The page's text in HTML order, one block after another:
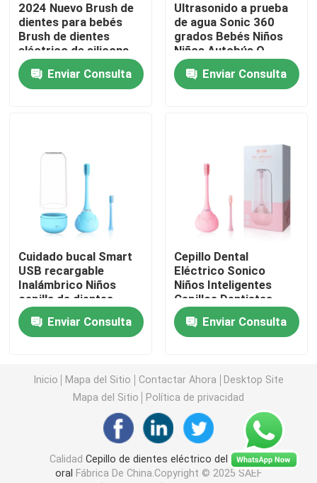
Contacta con nosotros
Solicitar una cita
Cepillo de dientes eléctrico impermeable
cepillo de dientes eléctrico recargable
Cepillo de dientes eléctrico de los niños
Sonic Electric Toothbrush
Cepillo de dientes eléctrico elegante
2024 Nuevo Brush de
dientes para bebés
Brush de dientes
eléctrico de silicona
para niños con
temporizador
inteligente
Enviar Consulta
Ultrasonido a prueba
de agua Sonic 360
grados Bebés Niños
Niños Autobús O-
forma Electr Brush de
dientesEnviar Consulta
Cuidado bucal Smart
USB recargable
Inalámbrico Niños
cepilla de dientes
eléctrica con
temporizador
inteligente
Enviar Consulta
Cepillo Dental
Eléctrico Sonico
Niños Inteligentes
Cepillos Dentistas
Para Niños Cepillo
Dentista Eléctrico A
prueba de agua
Enviar Consulta
Inicio Mapa del Sitio Contactar Ahora
Desktop Site
Mapa del Sitio
Política de privacidad
Calidad Cepillo de dientes eléctrico del cuidado
oral
Fábrica De China.Copyright © 2025 SAEF